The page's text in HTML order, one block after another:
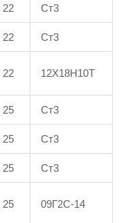
22 Ст3
22 Ст3
22 12Х18Н10Т
25 Ст3
25 Ст3
25 Ст3
25 09Г2С-14